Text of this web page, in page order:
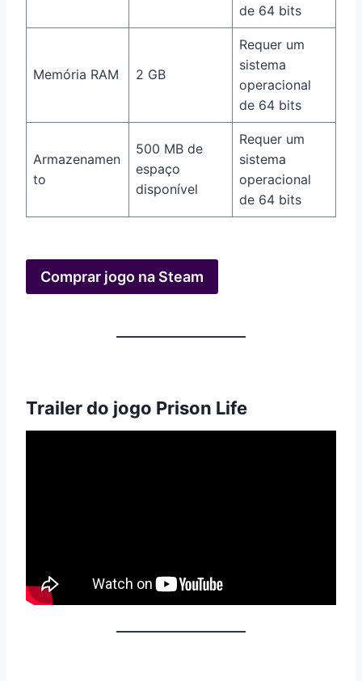
de 64 bits
Memória RAM 2 GB
Requer um
sistema
operacional
de 64 bits
Armazenamen
to
500 MB de
espaço
disponível
Requer um
sistema
operacional
de 64 bits
Comprar jogo na Steam
Trailer do jogo Prison Life